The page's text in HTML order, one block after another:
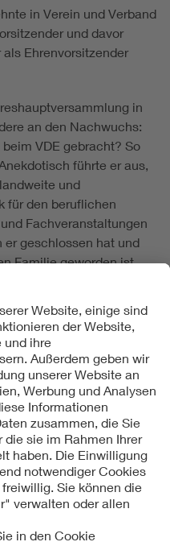
in Verein und Verband
und davor
als Ehrenvorsitzender
in
an den Nachwuchs:
VDE gebracht? So
führte er aus,
und
für den beruflichen
Fachveranstaltungen
geschlossen hat und
Familie geworden ist.